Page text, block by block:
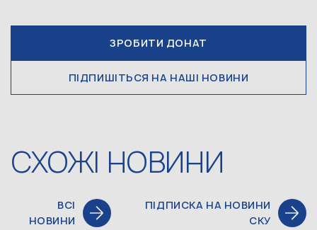
ЗРОБИТИ ДОНАТ
ПІДПИШІТЬСЯ НА НАШІ НОВИНИ
СХОЖІ НОВИНИ
ВСІ
НОВИНИ
ПІДПИСКА НА НОВИНИ
СКУ